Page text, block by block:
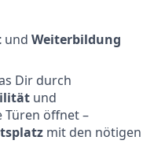
und Weiterbildung
Dir durch
und
Türen öffnet –
mit den nötigen